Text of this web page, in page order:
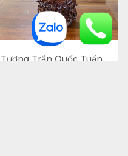
Tượng Trần Quốc Tuấn